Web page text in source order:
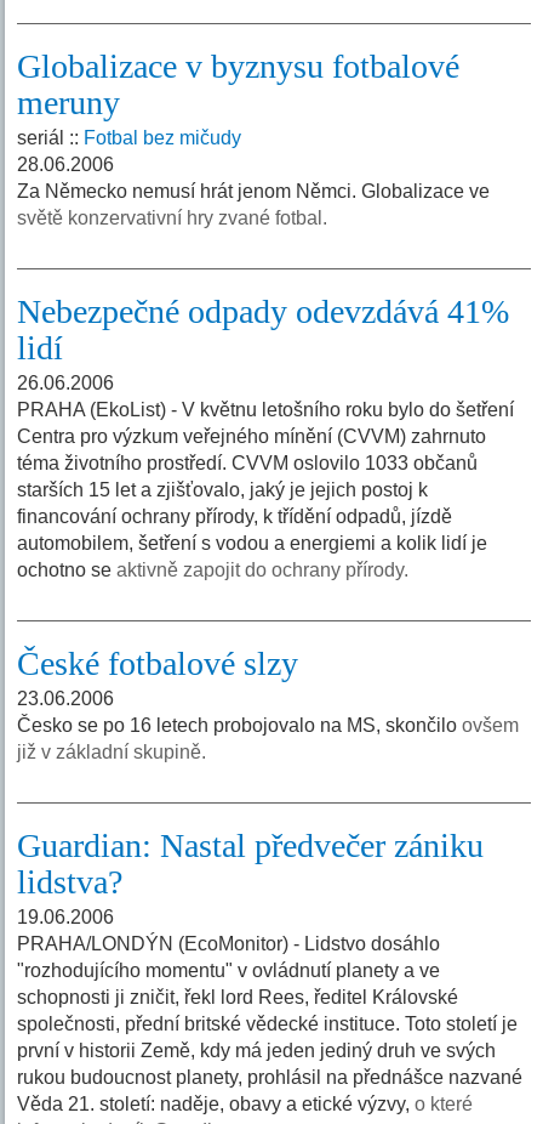
Globalizace v byznysu fotbalové
meruny
seriál :: Fotbal bez mičudy
28.06.2006
Za Německo nemusí hrát jenom Němci. Globalizace ve
světě konzervativní hry zvané fotbal.
Nebezpečné odpady odevzdává 41%
lidí
26.06.2006
PRAHA (EkoList) - V květnu letošního roku bylo do šetření
Centra pro výzkum veřejného mínění (CVVM) zahrnuto
téma životního prostředí. CVVM oslovilo 1033 občanů
starších 15 let a zjišťovalo, jaký je jejich postoj k
financování ochrany přírody, k třídění odpadů, jízdě
automobilem, šetření s vodou a energiemi a kolik lidí je
ochotno seaktivně zapojit do ochrany přírody.
České fotbalové slzy
23.06.2006
Česko se po 16 letech probojovalo na MS, skončiloovšem
již v základní skupině.
Guardian: Nastal předvečer zániku
lidstva?
19.06.2006
PRAHA/LONDÝN (EcoMonitor) - Lidstvo dosáhlo
"rozhodujícího momentu" v ovládnutí planety a ve
schopnosti ji zničit, řekl lord Rees, ředitel Královské
společnosti, přední britské vědecké instituce. Toto století je
první v historii Země, kdy má jeden jediný druh ve svých
rukou budoucnost planety, prohlásil na přednášce nazvané
Věda 21. století: naděje, obavy a etické výzvy,o které